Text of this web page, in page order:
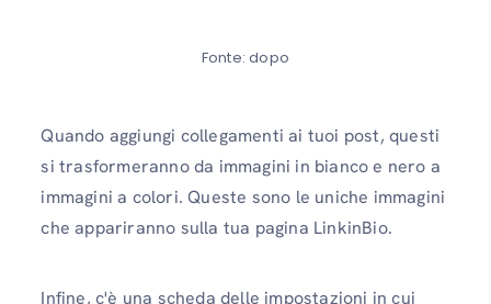
Fonte: dopo
Quando aggiungi collegamenti ai tuoi post, questi
si trasformeranno da immagini in bianco e nero a
immagini a colori. Queste sono le uniche immagini
che appariranno sulla tua pagina LinkinBio.
Infine, c'è una scheda delle impostazioni in cui